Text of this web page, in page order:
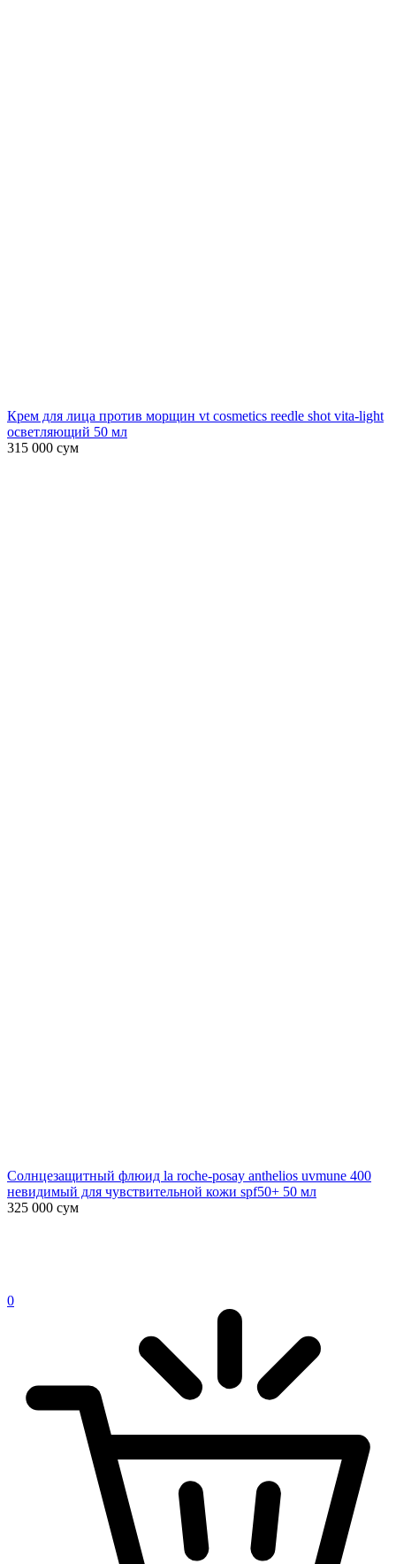
Крем для лица против морщин vt cosmetics reedle shot vita-light
осветляющий 50 мл
315 000 сум
Солнцезащитный флюид la roche-posay anthelios uvmune 400
невидимый для чувствительной кожи spf50+ 50 мл
325 000 сум
0